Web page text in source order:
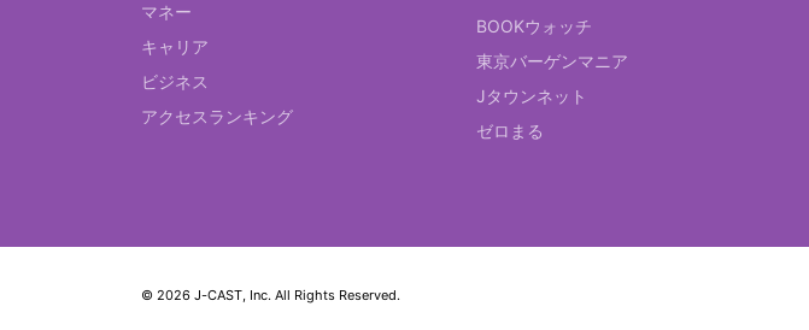
マネー
キャリア
ビジネス
アクセスランキング
BOOKウォッチ
東京バーゲンマニア
Jタウンネット
ゼロまる
© 2026 J-CAST, Inc. All Rights Reserved.